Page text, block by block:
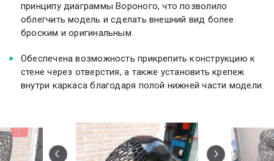
принципу диаграммы Вороного, что позволило
облегчить модель и сделать внешний вид более
броским и оригинальным.
Обеспечена возможность прикрепить конструкцию к
стене через отверстия, а также установить крепеж
внутри каркаса благодаря полой нижней части модели.